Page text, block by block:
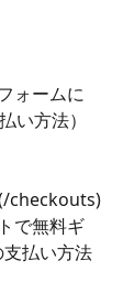
ォームに
い方法）
checkouts)
で無料ギ
払い方法